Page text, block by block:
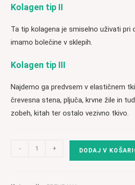
Kolagen tip II
Ta tip kolagena je smiselno uživati pri
imamo bolečine v sklepih.
Kolagen tip III
Najdemo ga predvsem v elastičnem
črevesna stena, pljuča, krvne žile in
zobeh, kitah ter ostalo vezivno tkivo.
Hidrolizirani
- + DODAJ V